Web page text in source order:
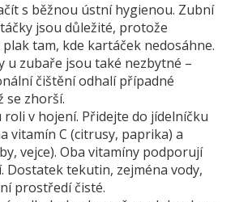
s běžnou ústní hygienou. Zubní
jsou důležité, protože
tam, kde kartáček nedosáhne.
u zubaře jsou také nezbytné –
čištění odhalí případné
se zhorší.
v hojení. Přidejte do jídelníčku
vitamín C (citrusy, paprika) a
vejce). Oba vitamíny podporují
Dostatek tekutin, zejména vody,
prostředí čisté.